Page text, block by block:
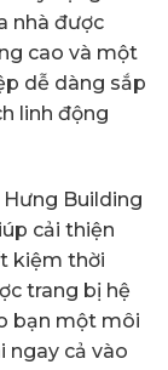
nhà được
cao và một
dễ dàng sắp
linh động
Building
cải thiện
kiệm thời
trang bị hệ
bạn một môi
ngay cả vào